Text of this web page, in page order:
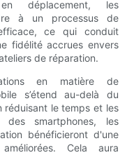
déplacement, les
à un processus de
ce qui conduit
fidélité accrues envers
de réparation.
en matière de
s’étend au-delà du
réduisant le temps et les
smartphones, les
bénéficieront d'une
Cela aura